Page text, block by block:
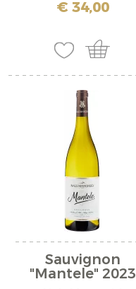
€ 34,00
Sauvignon
"Mantele" 2023